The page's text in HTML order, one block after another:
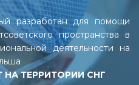
разработан для помощи
пространства в
деятельности на
ТЕРРИТОРИИ СНГ